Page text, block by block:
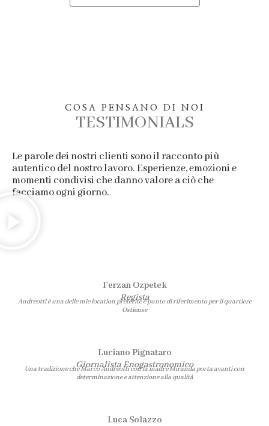
COSA PENSANO DI NOI
TESTIMONIALS
Le parole dei nostri clienti sono il racconto più
autentico del nostro lavoro. Esperienze, emozioni e
momenti condivisi che danno valore a ciò che
facciamo ogni giorno.
Ferzan Ozpetek
Regista
Andreotti è una delle mie location preferite e punto di riferimento per il quartiere
Ostiense
Luciano Pignataro
Giornalista Enogastronomico
Una tradizione che Marco Andreotti con la madre Miranda porta avanti con
determinazione e attenzione alla qualità
Luca Solazzo